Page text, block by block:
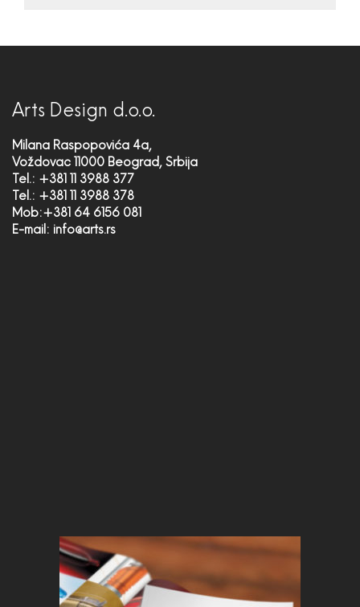
Arts Design d.o.o.
Milana Raspopovića 4a,
Voždovac 11000 Beograd, Srbija
Tel.: +381 11 3988 377
Tel.: +381 11 3988 378
Mob:+381 64 6156 081
E-mail: info@arts.rs